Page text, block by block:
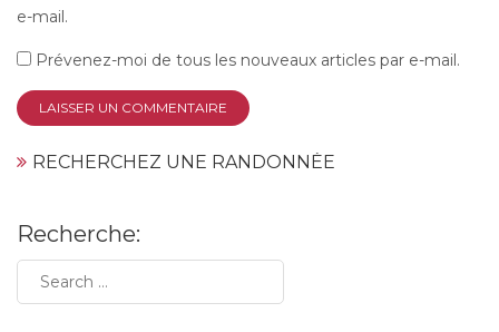
e-mail.
Prévenez-moi de tous les nouveaux articles par e-mail.
RECHERCHEZ UNE RANDONNÉE
Recherche: